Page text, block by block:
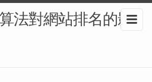
法對網站排名的影